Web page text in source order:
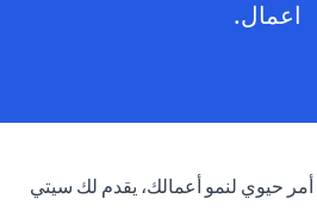
اعمال.
حيوي لنمو أعمالك، يقدم لك سيتي